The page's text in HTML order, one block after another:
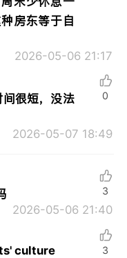
房东等于自
2026-05-06 21:17
很短，没法
2026-05-07 18:49
0
2026-05-06 21:40
3
culture
3